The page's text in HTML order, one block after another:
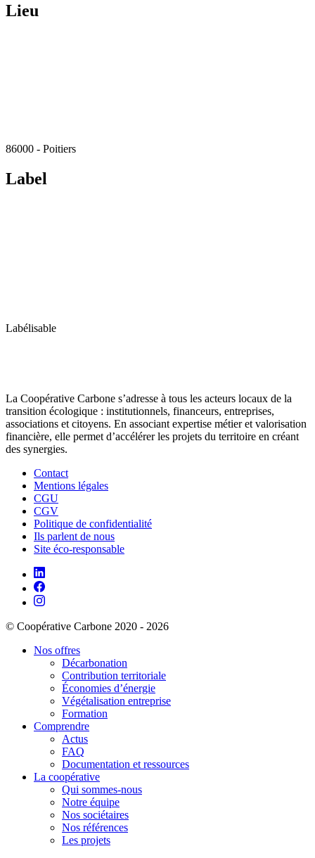
Lieu
86000 - Poitiers
Label
Labélisable
La Coopérative Carbone s’adresse à tous les acteurs locaux de la
transition écologique : institutionnels, financeurs, entreprises,
associations et citoyens. En associant expertise métier et valorisation
financière, elle permet d’accélérer les projets du territoire en créant
des synergies.
Contact
Mentions légales
CGU
CGV
Politique de confidentialité
Ils parlent de nous
Site éco-responsable
© Coopérative Carbone 2020 - 2026
Nos offres
Décarbonation
Contribution territoriale
Économies d’énergie
Végétalisation entreprise
Formation
Comprendre
Actus
FAQ
Documentation et ressources
La coopérative
Qui sommes-nous
Notre équipe
Nos sociétaires
Nos références
Les projets